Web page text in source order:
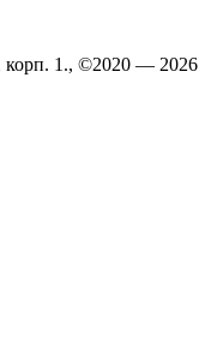
корп. 1., ©2020 — 2026